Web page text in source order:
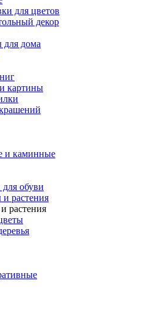
для цветов
декор
для дома
картины
и каминные
обуви
растения
растения